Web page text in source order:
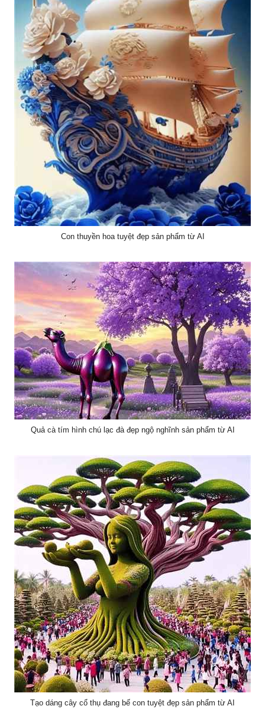
Con thuyền hoa tuyệt đẹp sản phẩm từ AI
Quả cà tím hình chú lạc đà đẹp ngộ nghĩnh sản phẩm từ AI
Tạo dáng cây cổ thụ đang bế con tuyệt đẹp sản phẩm từ AI